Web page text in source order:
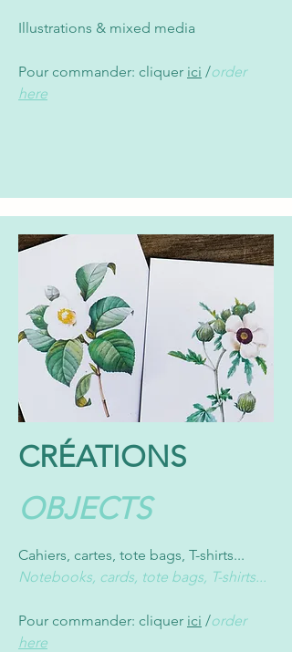
Illustrations & mixed media
Pour commander: cliquer ici /order
here
CRÉATIONS
OBJECTS
Cahiers, cartes, tote bags, T-shirts...
Notebooks, cards, tote bags, T-shirts...
Pour commander: cliquer ici /order
here